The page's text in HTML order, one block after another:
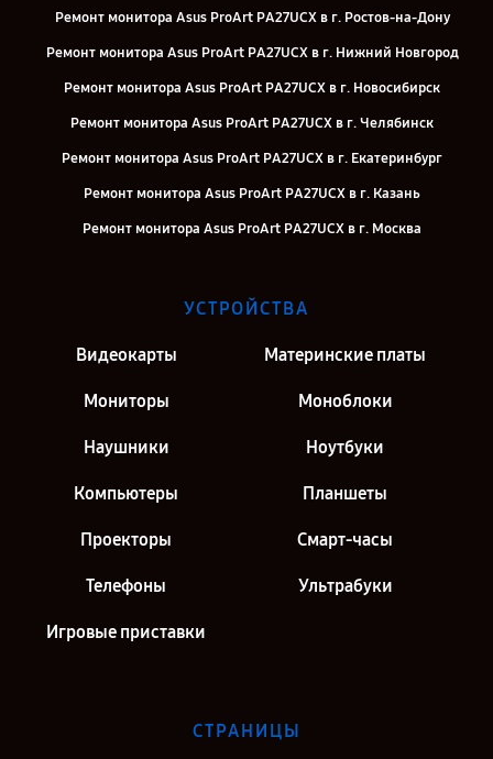
Ремонт монитора Asus ProArt PA27UCX в г. Ростов-на-Дону
Ремонт монитора Asus ProArt PA27UCX в г. Нижний Новгород
Ремонт монитора Asus ProArt PA27UCX в г. Новосибирск
Ремонт монитора Asus ProArt PA27UCX в г. Челябинск
Ремонт монитора Asus ProArt PA27UCX в г. Екатеринбург
Ремонт монитора Asus ProArt PA27UCX в г. Казань
Ремонт монитора Asus ProArt PA27UCX в г. Москва
УСТРОЙСТВА
Видеокарты Материнские платы
Мониторы Моноблоки
Наушники Ноутбуки
Компьютеры Планшеты
Проекторы Смарт-часы
Телефоны Ультрабуки
Игровые приставки
СТРАНИЦЫ